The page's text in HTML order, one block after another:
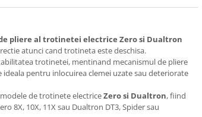
pliere al trotinetei electrice Zero si Dualtron
atunci cand trotineta este deschisa.
trotinetei, mentinand mecanismul de pliere
pentru inlocuirea clemei uzate sau deteriorate
de trotinete electriceZero si Dualtron, fiind
8X, 10X, 11X sau Dualtron DT3, Spider sau